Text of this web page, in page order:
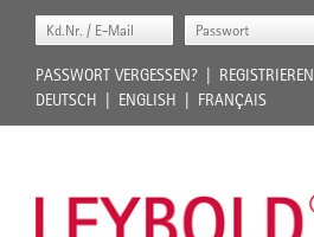
PASSWORT VERGESSEN?
REGISTRIEREN
DEUTSCH
ENGLISH FRANÇAIS